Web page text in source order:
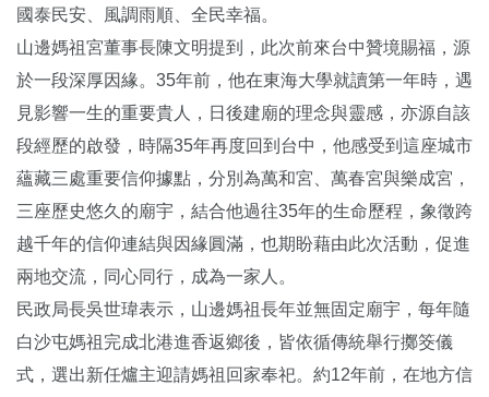
國泰民安、風調雨順、全民幸福。
山邊媽祖宮董事長陳文明提到，此次前來台中贊境賜福，源
於一段深厚因緣。35年前，他在東海大學就讀第一年時，遇
見影響一生的重要貴人，日後建廟的理念與靈感，亦源自該
段經歷的啟發，時隔35年再度回到台中，他感受到這座城市
蘊藏三處重要信仰據點，分別為萬和宮、萬春宮與樂成宮，
三座歷史悠久的廟宇，結合他過往35年的生命歷程，象徵跨
越千年的信仰連結與因緣圓滿，也期盼藉由此次活動，促進
兩地交流，同心同行，成為一家人。
民政局長吳世瑋表示，山邊媽祖長年並無固定廟宇，每年隨
白沙屯媽祖完成北港進香返鄉後，皆依循傳統舉行擲筊儀
式，選出新任爐主迎請媽祖回家奉祀。約12年前，在地方信